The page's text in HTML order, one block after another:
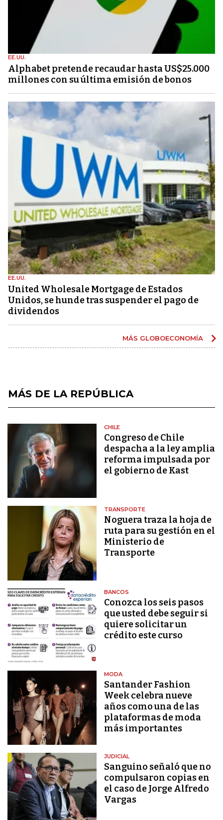
EE.UU.
Alphabet pretende recaudar hasta US$25.000
millones con su última emisión de bonos
EE.UU.
United Wholesale Mortgage de Estados
Unidos, se hunde tras suspender el pago de
dividendos
MÁS GLOBOECONOMÍA
MÁS DE LA REPÚBLICA
CHILE
Congreso de Chile
despacha a la ley amplia
reforma impulsada por
el gobierno de Kast
TRANSPORTE
Noguera traza la hoja de
ruta para su gestión en el
Ministerio de
Transporte
BANCOS
Conozca los seis pasos
que usted debe seguir si
quiere solicitar un
crédito este curso
MODA
Santander Fashion
Week celebra nueve
años como una de las
plataformas de moda
más importantes
JUDICIAL
Sanguino señaló que no
compulsaron copias en
el caso de Jorge Alfredo
Vargas